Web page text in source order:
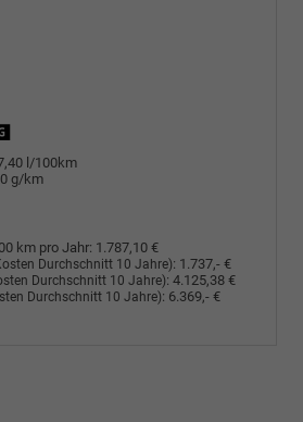
l/100km
g/km
km pro Jahr: 1.787,10 €
Durchschnitt 10 Jahre): 1.737,- €
Durchschnitt 10 Jahre): 4.125,38 €
Durchschnitt 10 Jahre): 6.369,- €